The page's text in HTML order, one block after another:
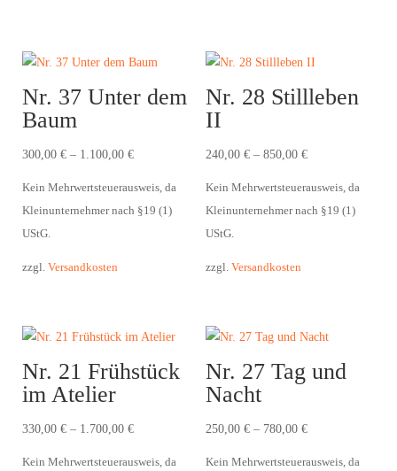
Nr. 37 Unter dem
Baum
300,00 € – 1.100,00 €
Kein Mehrwertsteuerausweis, da
Kleinunternehmer nach §19 (1)
UStG.
zzgl. Versandkosten
Nr. 28 Stillleben
II
240,00 €– 850,00 €
Kein Mehrwertsteuerausweis, da
Kleinunternehmer nach §19 (1)
UStG.
zzgl. Versandkosten
Nr. 21 Frühstück
im Atelier
330,00 € – 1.700,00 €
Kein Mehrwertsteuerausweis, da
Nr. 27 Tag und
Nacht
250,00 €– 780,00 €
Kein Mehrwertsteuerausweis, da